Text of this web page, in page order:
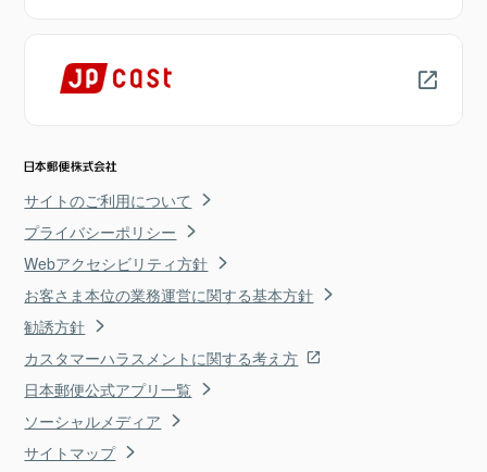
サイトのご利用について
プライバシーポリシー
Webアクセシビリティ方針
お客さま本位の業務運営に関する基本方針
勧誘方針
カスタマーハラスメントに関する考え方
日本郵便公式アプリ一覧
ソーシャルメディア
サイトマップ